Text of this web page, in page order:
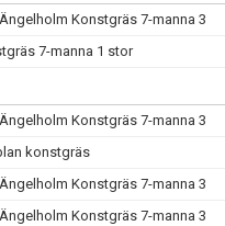
Konstgräs 7-manna 3
7-manna 1 stor
Konstgräs 7-manna 3
konstgräs
Konstgräs 7-manna 3
Konstgräs 7-manna 3